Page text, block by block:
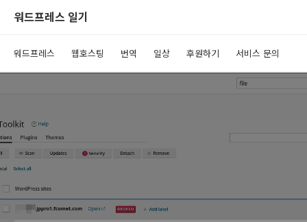
워드프레스 일기
워드프레스 웹호스팅 번역 일상 후원하기 서비스 문의